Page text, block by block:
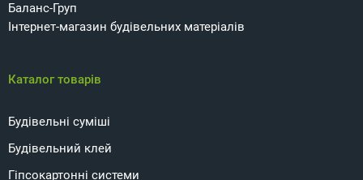
Баланс-Груп
Інтернет-магазин будівельних матеріалів
Каталог товарів
Будівельні суміші
Будівельний клей
Гіпсокартонні системи